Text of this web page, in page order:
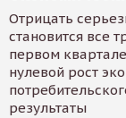
Отрицать
становится все
первом
нулевой рост
результаты